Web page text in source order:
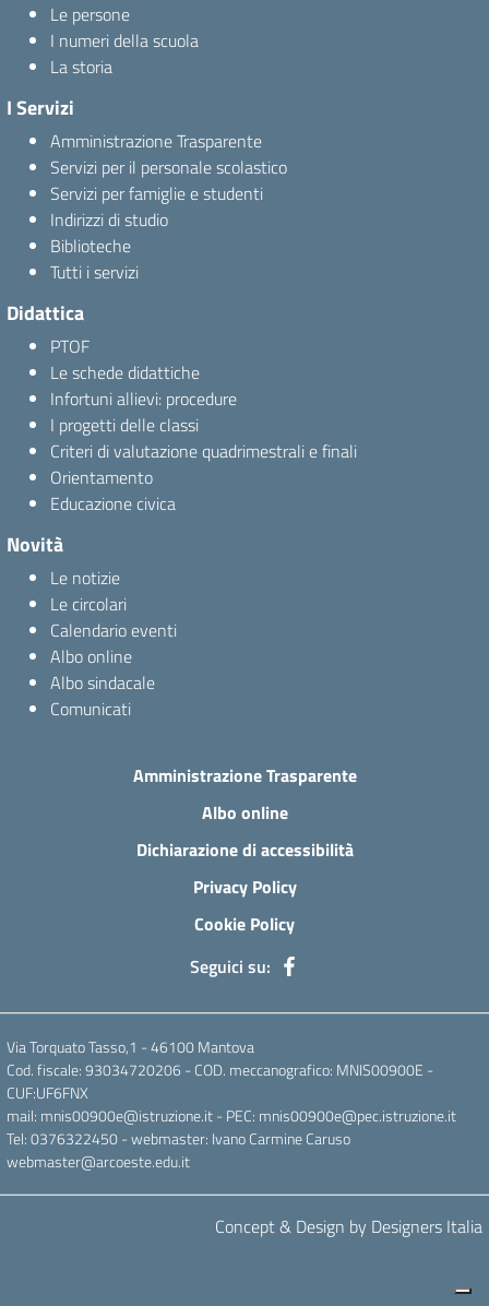
Le persone
I numeri della scuola
La storia
I Servizi
Amministrazione Trasparente
Servizi per il personale scolastico
Servizi per famiglie e studenti
Indirizzi di studio
Biblioteche
Tutti i servizi
Didattica
PTOF
Le schede didattiche
Infortuni allievi: procedure
I progetti delle classi
Criteri di valutazione quadrimestrali e finali
Orientamento
Educazione civica
Novità
Le notizie
Le circolari
Calendario eventi
Albo online
Albo sindacale
Comunicati
Amministrazione Trasparente
Albo online
Dichiarazione di accessibilità
Privacy Policy
Cookie Policy
Seguici su:
Via Torquato Tasso,1 - 46100 Mantova
Cod. fiscale: 93034720206 - COD. meccanografico: MNIS00900E -
CUF:UF6FNX
mail: mnis00900e@istruzione.it - PEC: mnis00900e@pec.istruzione.it
Tel: 0376322450 - webmaster: Ivano Carmine Caruso
webmaster@arcoeste.edu.it
Concept & Design by Designers Italia